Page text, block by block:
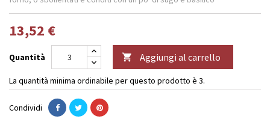
13,52 €
Quantità  Aggiungi al carrello
La quantità minima ordinabile per questo prodotto è 3.
Condividi